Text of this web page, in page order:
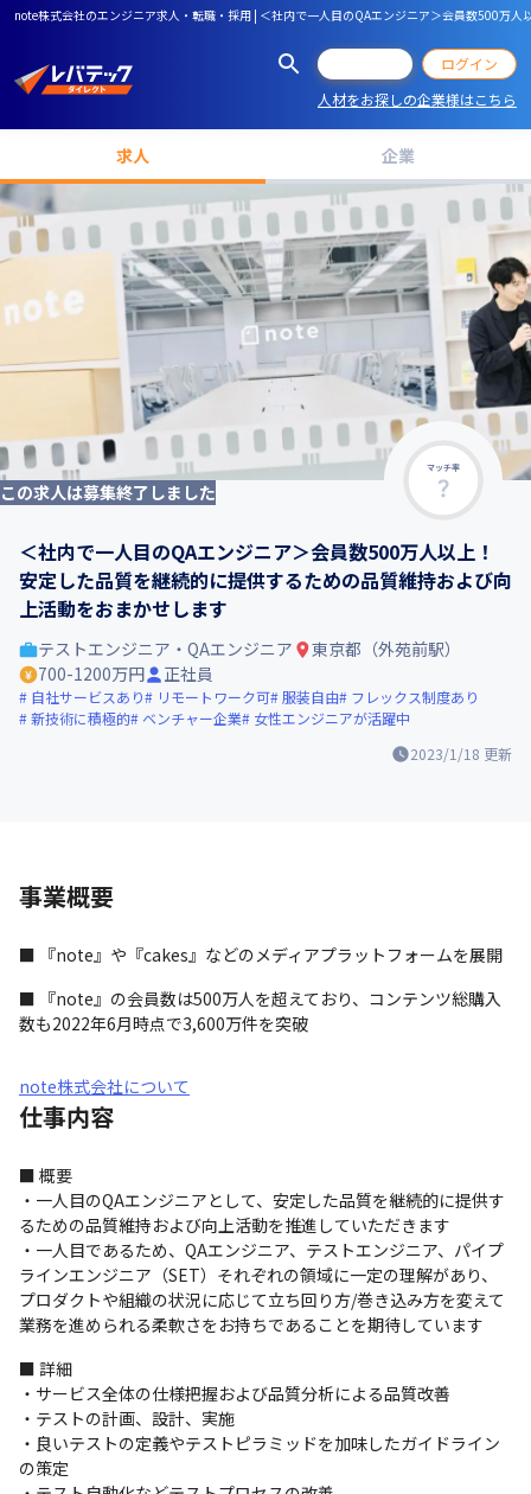
note株式会社のエンジニア求人・転職・採用 | ＜社内で一人目のQAエンジニア＞会員数500万
ログイン
人材をお探しの企業様はこちら
求人 企業
マッチ率
この求人は募集終了しました
＜社内で一人目のQAエンジニア＞会員数500万人以上！
安定した品質を継続的に提供するための品質維持および向
上活動をおまかせします
2023/1/18 更新
テストエンジニア・QAエンジニア
東京都（外苑前駅）
700-1200万円
正社員
自社サービスあり リモートワーク可 服装自由
フレックス制度あり
新技術に積極的
ベンチャー企業 女性エンジニアが活躍中
事業概要
■ 『note』や『cakes』などのメディアプラットフォームを展開
■ 『note』の会員数は500万人を超えており、コンテンツ総購入
数も2022年6月時点で3,600万件を突破
note株式会社について
仕事内容
■ 概要
・一人目のQAエンジニアとして、安定した品質を継続的に提供す
るための品質維持および向上活動を推進していただきます
・一人目であるため、QAエンジニア、テストエンジニア、パイプ
ラインエンジニア（SET）それぞれの領域に一定の理解があり、
プロダクトや組織の状況に応じて立ち回り方/巻き込み方を変えて
業務を進められる柔軟さをお持ちであることを期待しています
■ 詳細
・サービス全体の仕様把握および品質分析による品質改善
・テストの計画、設計、実施
・良いテストの定義やテストピラミッドを加味したガイドライン
の策定